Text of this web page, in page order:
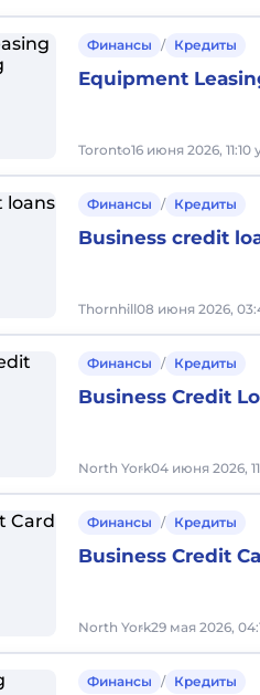
Финансы / Кредиты
Equipment
Toronto16 июня 2026, 11:10
Финансы / Кредиты
Business credit
Thornhill08 июня 2026,
Финансы / Кредиты
Business Credit
North York04 июня 2026,
Финансы / Кредиты
Business Credit
North York29 мая 2026,
Финансы / Кредиты